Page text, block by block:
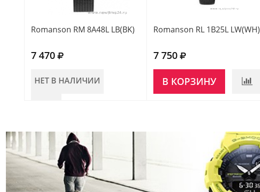
Romanson RM 8A48L LB(BK)
7 470
НЕТ В НАЛИЧИИ
Romanson RL 1B25L LW(WH)
7 750
В КОРЗИНУ